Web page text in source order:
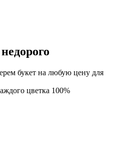
букет на любую цену для
цветка 100%